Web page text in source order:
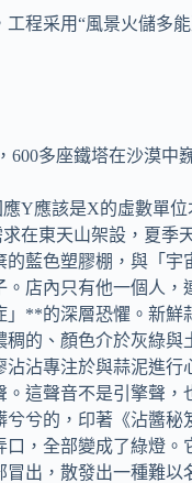
程采用“風景火儲
600多座鐵塔在沙漠中
Y應該是X的虛數單
在東天山架設，夏
藍色塑膠棚，與「
店內只有他一個人
**的深層恐懼。新
的、顏色介於灰綠
沾專注於與蒜泥進
聲音不是引擎聲，
兮的，印著《沾醬
，全部變成了綠燈
出，散發出一種難